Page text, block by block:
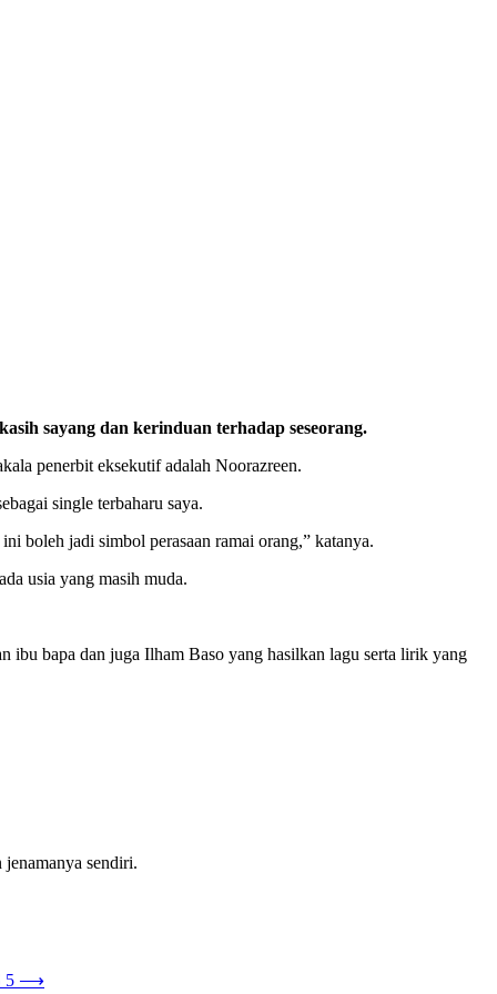
sayang dan kerinduan terhadap seseorang.
penerbit eksekutif adalah Noorazreen.
single terbaharu saya.
boleh jadi simbol perasaan ramai orang,” katanya.
usia yang masih muda.
ibu bapa dan juga Ilham Baso yang hasilkan lagu serta lirik yang
sendiri.
5 ⟶